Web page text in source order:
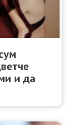
и да